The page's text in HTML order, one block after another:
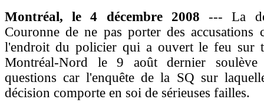
Montréal, le 4 décembre 2008--- La
Couronne de ne pas porter des
l'endroit du policier qui a ouvert le feu sur
Montréal-Nord le 9 août dernier soulève
questions car l'enquête de la SQ sur
décision comporte en soi de sérieuses failles.